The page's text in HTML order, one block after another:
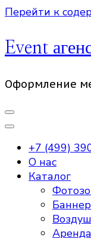
Перейти к
Event
Оформление
+7 (499)
О нас
Каталог
Баннер